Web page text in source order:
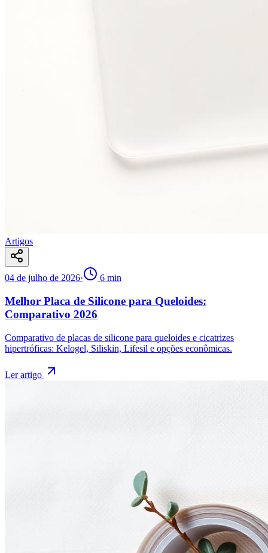
Artigos
04 de julho de 2026· 6 min
Melhor Placa de Silicone para Queloides:
Comparativo 2026
Comparativo de placas de silicone para queloides e cicatrizes
hipertróficas: Kelogel, Siliskin, Lifesil e opções econômicas.
Ler artigo